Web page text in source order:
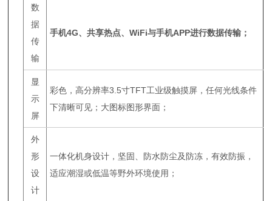
数
据
传
输
手机4G、共享热点、WiFi与手机APP进行数据传输；
显
示
屏
彩色，高分辨率3.5寸TFT工业级触摸屏，任何光线条件
下清晰可见；大图标图形界面；
外
形
设
计
一体化机身设计，坚固、防水防尘及防冻，有效防振，
适应潮湿或低温等野外环境使用；